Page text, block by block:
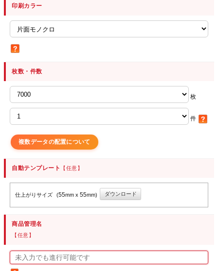
印刷カラー
枚数・件数
枚
件
複数データの配置について
自動テンプレート 【任意】
仕上がりサイズ (55mm x 55mm) ダウンロード
商品管理名
【任意】